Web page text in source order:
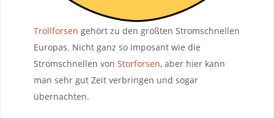
Trollforsen gehört zu den größten Stromschnellen
Europas. Nicht ganz so imposant wie die
Stromschnellen von Storforsen, aber hier kann
man sehr gut Zeit verbringen und sogar
übernachten.